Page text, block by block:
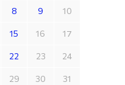
8 9 10
15 16 17
22 23 24
29 30
31